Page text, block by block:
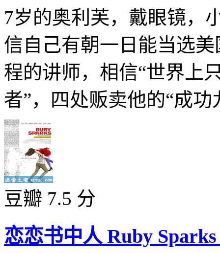
7岁的奥利芙，戴眼镜，
信自己有朝一日能当选
程的讲师，相信“世界上
者”，四处贩卖他的“成
豆瓣 7.5 分
恋恋书中人 Ruby Sparks